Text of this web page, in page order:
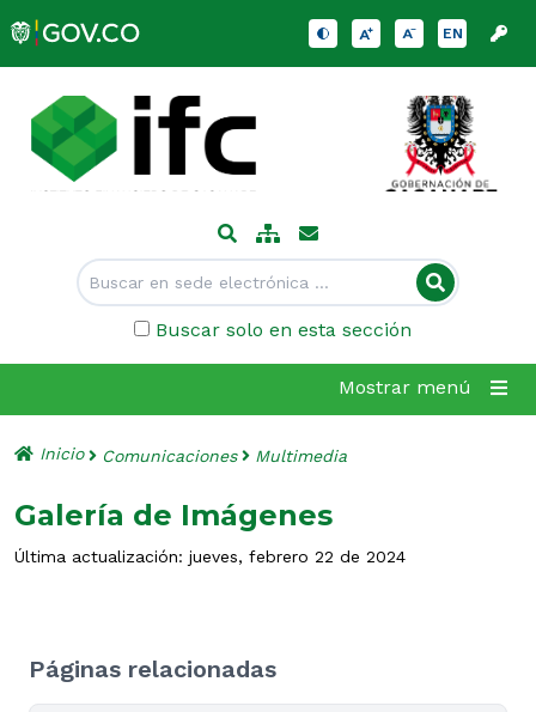
EN
Buscar solo en esta sección
Mostrar menú
Inicio Comunicaciones Multimedia
Galería de Imágenes
Última actualización: jueves, febrero 22 de 2024
Páginas relacionadas